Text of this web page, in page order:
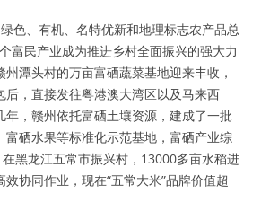
色、有机、名特优新和地理标志农产品总
富民产业成为推进乡村全面振兴的强大力
潭头村的万亩富硒蔬菜基地迎来丰收，
后，直接发往粤港澳大湾区以及马来西
年，赣州依托富硒土壤资源，建成了一批
富硒水果等标准化示范基地，富硒产业综
黑龙江五常市振兴村，13000多亩水稻进
协同作业，现在“五常大米”品牌价值超